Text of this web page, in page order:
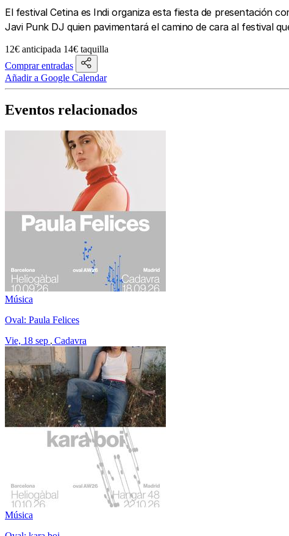
El festival Cetina es Indi organiza esta fiesta de presentación
Javi Punk DJ quien pavimentará el camino de cara al festival
12€ anticipada 14€ taquilla
Comprar entradas
Añadir a Google Calendar
Eventos relacionados
Música
Oval: Paula Felices
Vie, 18 sep Cadavra
Música